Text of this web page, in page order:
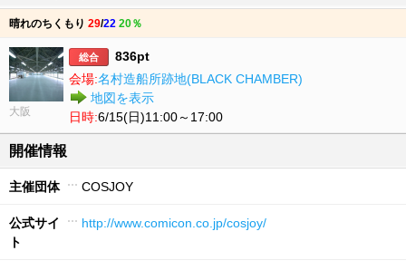
晴れのちくもり 29/22 20％
大阪
総合
836pt
会場:名村造船所跡地(BLACK CHAMBER)
地図を表示
日時:6/15(日)11:00～17:00
開催情報
主催団体 COSJOY
公式サイ
ト
http://www.comicon.co.jp/cosjoy/